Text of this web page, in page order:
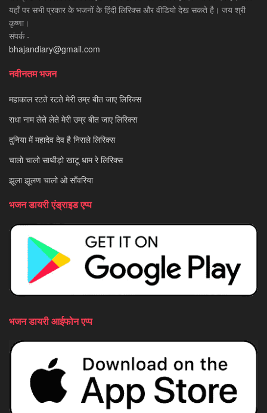
यहाँ पर सभी प्रकार के भजनों के हिंदी लिरिक्स और वीडियो देख सकते है। जय श्री
कृष्णा।
संपर्क -
bhajandiary@gmail.com
नवीनतम भजन
महाकाल रटते रटते मेरी उम्र बीत जाए लिरिक्स
राधा नाम लेते लेते मेरी उम्र बीत जाए लिरिक्स
दुनिया में महादेव देव है निराले लिरिक्स
चालो चालो साथीड़ो खाटू धाम रे लिरिक्स
झूला झूलण चालो ओ साँवरिया
भजन डायरी एंड्राइड एप्प
भजन डायरी आईफोन एप्प